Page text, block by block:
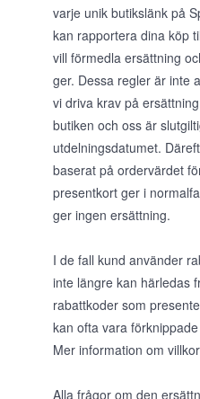
varje unik butikslänk på
kan rapportera dina köp
vill förmedla ersättning
ger. Dessa regler är inte
vi driva krav på
butiken och oss är
utdelningsdatumet.
baserat på ordervärdet
presentkort ger i
ger ingen ersättning.
I de fall kund använder
inte längre kan härledas
rabattkoder som
kan ofta vara
Mer information om
Alla frågor om den